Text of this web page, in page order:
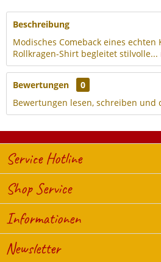
Beschreibung
Modisches Comeback eines echten
Rollkragen-Shirt begleitet stilvolle...
Bewertungen
0
Bewertungen lesen, schreiben und
Service Hotline
Shop Service
Informationen
Newsletter